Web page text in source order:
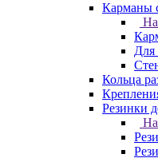
Карманы
Для
Кольца
Резинки